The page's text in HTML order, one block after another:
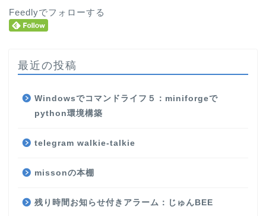
Feedlyでフォローする
最近の投稿
Windowsでコマンドライフ５：miniforgeで
python環境構築
telegram walkie-talkie
missonの本棚
残り時間お知らせ付きアラーム：じゅんBEE